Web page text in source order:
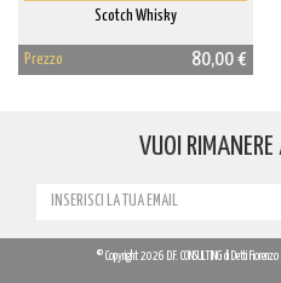
Scotch Whisky
Prezzo 80,00 €
VUOI
© Copyright 2026 D.F. CONSULTING di Detti